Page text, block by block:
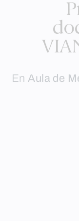
EnAula de